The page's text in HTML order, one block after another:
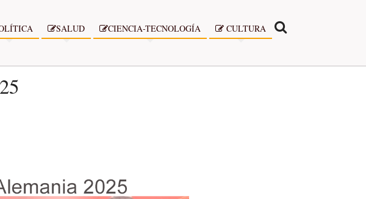
SALUD CIENCIA-TECNOLOGÍA CULTURA